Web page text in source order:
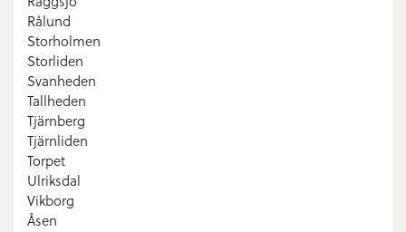
Rålund
Storholmen
Storliden
Svanheden
Tallheden
Tjärnberg
Tjärnliden
Torpet
Ulriksdal
Vikborg
Åsen